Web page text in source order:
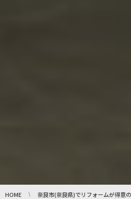
HOME
奈良市(奈良県)でリフォームが得意